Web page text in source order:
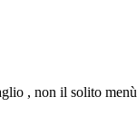
, non il solito